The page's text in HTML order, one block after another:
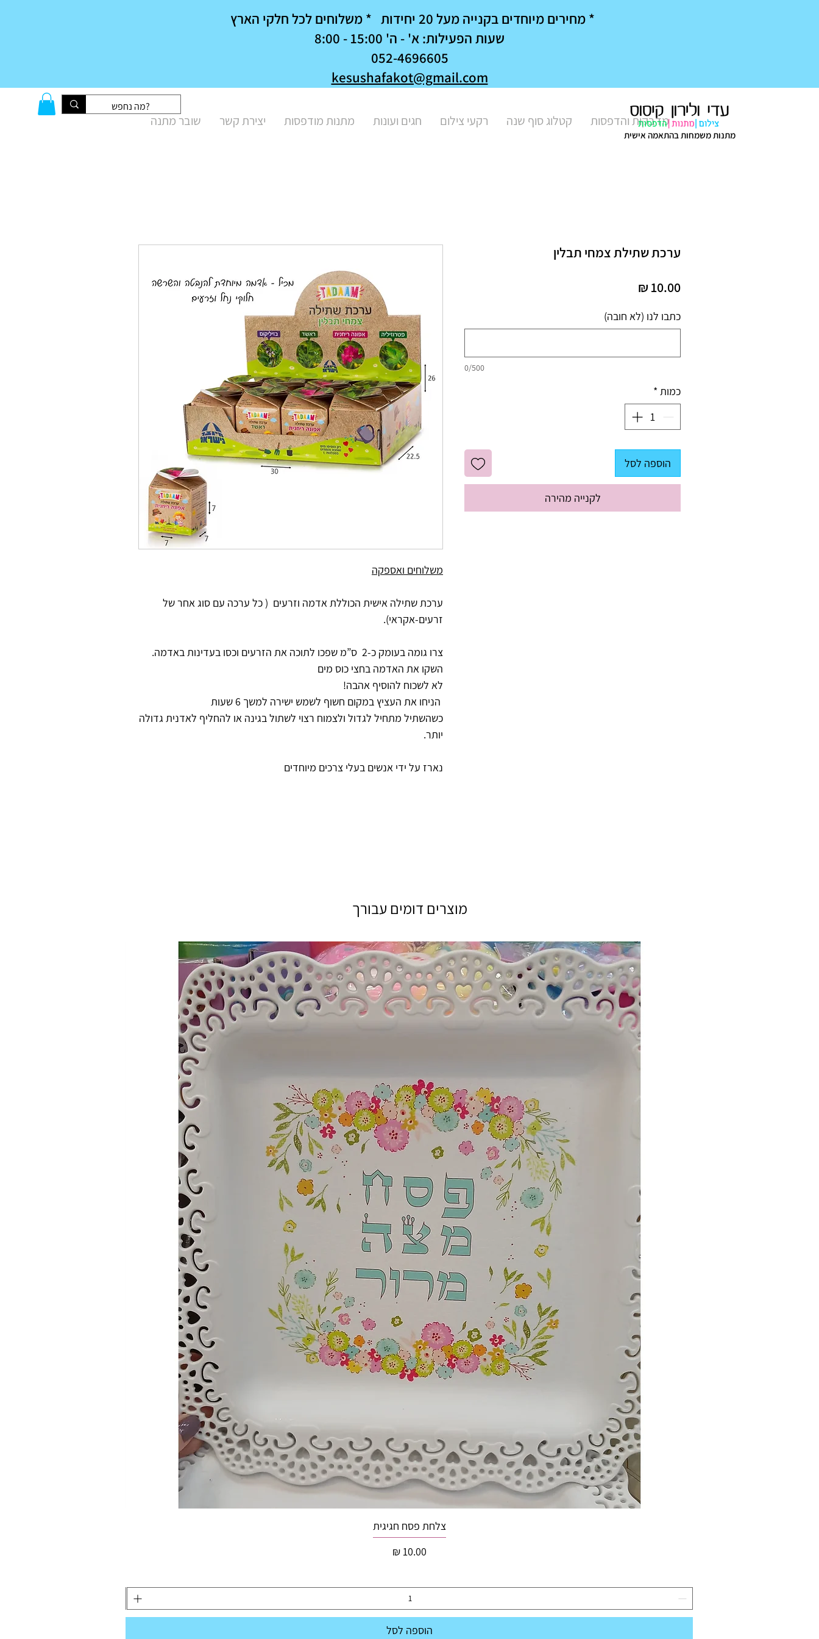
* מחירים מיוחדים בקנייה מעל 20 יחידות * משלוחים לכל חלקי הארץ
שעות הפעילות: א' - ה' 15:00 - 8:00
052-4696605
kesushafakot@gmail.com
מדבקות והדפסות קטלוג סוף שנה רקעי צילום חגים ועונות מתנות מודפסות יצירת קשר שובר מתנה
מתנות משמחות בהתאמה אישית
משלוחים ואספקה
ערכת שתילה אישית הכוללת אדמה וזרעים ( כל ערכה עם סוג אחר של
זרעים-אקראי).
צרו גומה בעומק כ-2 ס”מ שפכו לתוכה את הזרעים וכסו בעדינות באדמה.
השקו את האדמה בחצי כוס מים
לא לשכוח להוסיף אהבה!
הניחו את העציץ במקום חשוף לשמש ישירה למשך 6 שעות
כשהשתיל מתחיל לגדול ולצמוח רצוי לשתול בגינה או להחליף לאדנית גדולה
יותר.
נארז על ידי אנשים בעלי צרכים מיוחדים
ערכת שתילת צמחי תבלין
כתבו לנו (לא חובה)
0/500
כמות *
הוספה לסל
לקנייה מהירה
מוצרים דומים עבורך
צלחת פסח חגיגית
מחיר
הוספה לסל